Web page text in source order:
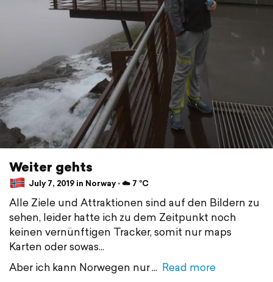
Weiter gehts
July 7, 2019 in Norway ⋅ ☁️ 7 °C
Alle Ziele und Attraktionen sind auf den Bildern zu
sehen, leider hatte ich zu dem Zeitpunkt noch
keinen vernünftigen Tracker, somit nur maps
Karten oder sowas...
Aber ich kann Norwegen nur
Read more